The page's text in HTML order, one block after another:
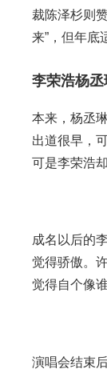
裁陈泽杉则
来”，但年底
李荣浩杨
本来，杨丞
出道很早，
可是李荣浩
成名以后的
觉得骄傲。
觉得自个像
演唱会结束